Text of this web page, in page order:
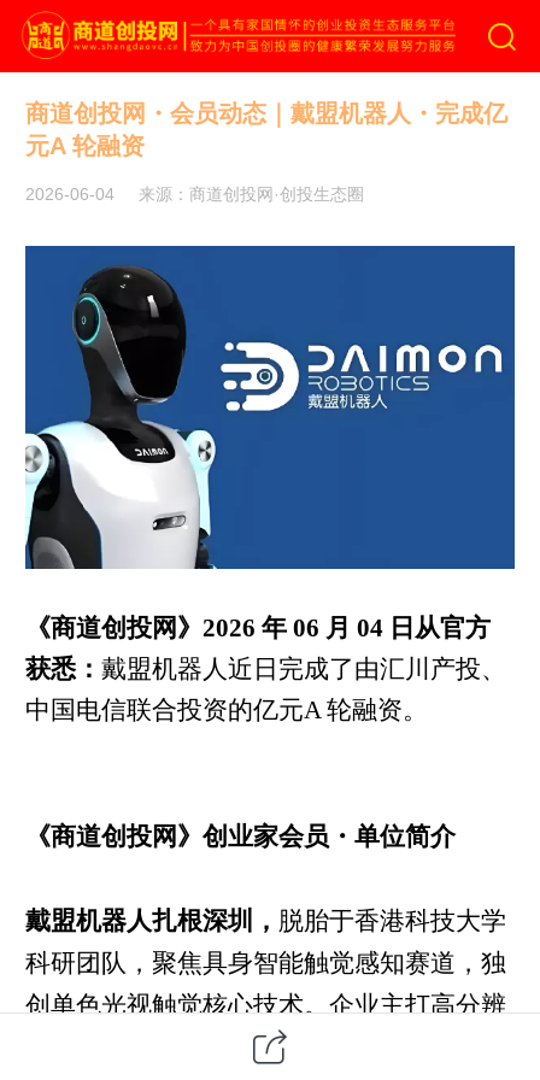
商道创投网
商道创投网・会员动态｜戴盟机器人・完成亿
元A 轮融资
2026-06-04 来源：商道创投网·创投生态圈
《商道创投网》2026 年 06 月 04 日从官方
获悉： 戴盟机器人近日完成了由汇川产投、
中国电信联合投资的亿元A 轮融资。
《商道创投网》创业家会员・单位简介
戴盟机器人扎根深圳， 脱胎于香港科技大学
科研团队，聚焦具身智能触觉感知赛道，独
创单色光视触觉核心技术。企业主打高分辨
率视触觉传感器、多模态软硬件采集系统等